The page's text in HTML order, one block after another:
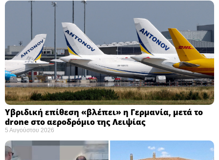
Υβριδική επίθεση «βλέπει» η Γερμανία, μετά το
drone στο αεροδρόμιο της Λειψίας
5 Αυγούστου 2026